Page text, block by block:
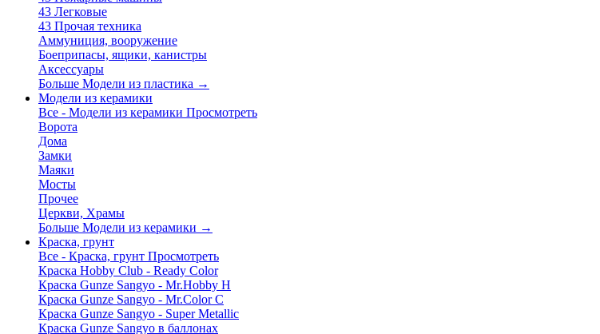
43 Легковые
43 Прочая техника
Аммуниция, вооружение
Боеприпасы, ящики, канистры
Аксессуары
Больше Модели из пластика →
Модели из керамики
Все - Модели из керамики Просмотреть
Ворота
Дома
Замки
Маяки
Мосты
Прочее
Церкви, Храмы
Больше Модели из керамики →
Краска, грунт
Все - Краска, грунт Просмотреть
Краска Hobby Club - Ready Color
Краска Gunze Sangyo - Mr.Hobby H
Краска Gunze Sangyo - Mr.Color C
Краска Gunze Sangyo - Super Metallic
Краска Gunze Sangyo в баллонах